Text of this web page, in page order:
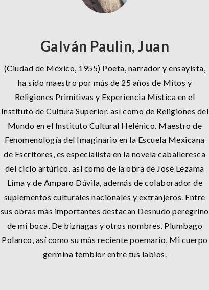
Galván Paulin, Juan
(Ciudad de México, 1955) Poeta, narrador y ensayista,
ha sido maestro por más de 25 años de Mitos y
Religiones Primitivas y Experiencia Mística en el
Instituto de Cultura Superior, así como de Religiones del
Mundo en el Instituto Cultural Helénico. Maestro de
Fenomenología del Imaginario en la Escuela Mexicana
de Escritores, es especialista en la novela caballeresca
del ciclo artúrico, así como de la obra de José Lezama
Lima y de Amparo Dávila, además de colaborador de
suplementos culturales nacionales y extranjeros. Entre
sus obras más importantes destacan Desnudo peregrino
de mi boca, De biznagas y otros nombres, Plumbago
Polanco, así como su más reciente poemario, Mi cuerpo
germina temblor entre tus labios.